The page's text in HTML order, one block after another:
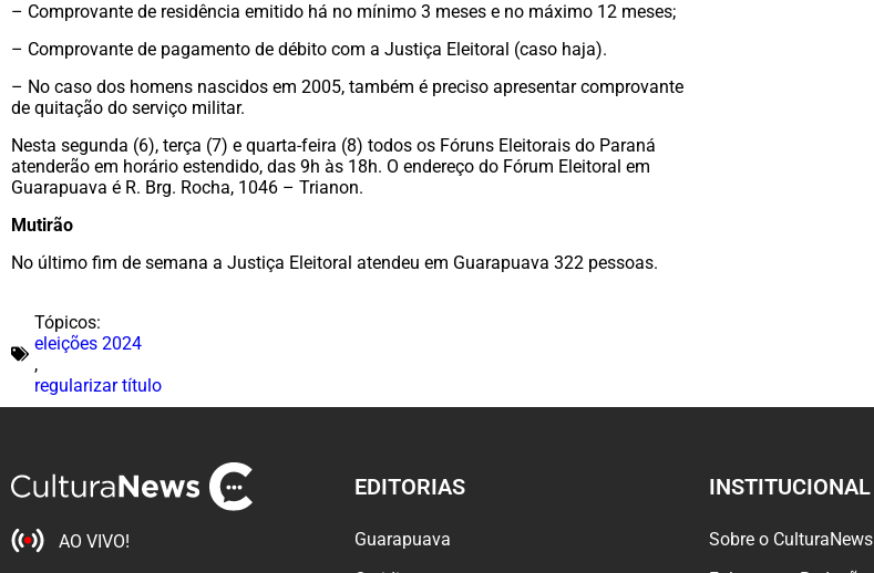
– Comprovante de residência emitido há no mínimo 3 meses e no máximo 12 meses;
– Comprovante de pagamento de débito com a Justiça Eleitoral (caso haja).
– No caso dos homens nascidos em 2005, também é preciso apresentar comprovante
de quitação do serviço militar.
Nesta segunda (6), terça (7) e quarta-feira (8) todos os Fóruns Eleitorais do Paraná
atenderão em horário estendido, das 9h às 18h. O endereço do Fórum Eleitoral em
Guarapuava é R. Brg. Rocha, 1046 – Trianon.
Mutirão
No último fim de semana a Justiça Eleitoral atendeu em Guarapuava 322 pessoas.
Tópicos:
eleições 2024
,
regularizar título
AO VIVO!
EDITORIAS
Guarapuava
INSTITUCIONAL
Sobre o CulturaNews